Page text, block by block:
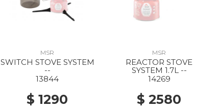
MSR
SWITCH STOVE SYSTEM
--
13844
$ 1290
MSR
REACTOR STOVE
SYSTEM 1.7L --
14269
$ 2580